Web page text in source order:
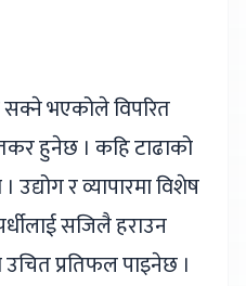
भएकोले विपरित
हुनेछ । कहि टाढाको
। उद्योग र व्यापारमा विशेष
सजिलै हराउन
प्रतिफल पाइनेछ ।